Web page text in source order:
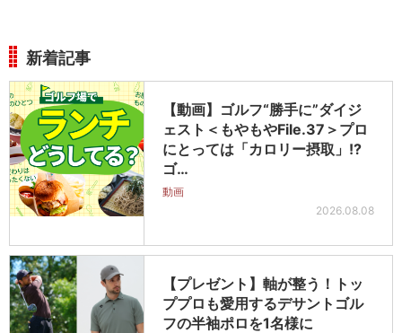
新着記事
【動画】ゴルフ“勝手に”ダイジ
ェスト＜もやもやFile.37＞プロ
にとっては「カロリー摂取」!?
ゴ…
動画
2026.08.08
【プレゼント】軸が整う！トッ
ププロも愛用するデサントゴル
フの半袖ポロを1名様に